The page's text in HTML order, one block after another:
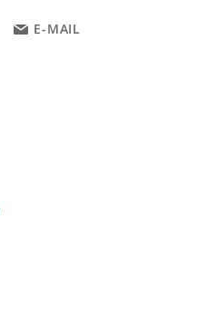
E-MAIL